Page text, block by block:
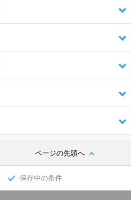
ページの先頭へ
保存中の条件